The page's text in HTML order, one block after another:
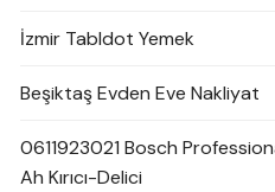
İzmir Tabldot Yemek
Beşiktaş Evden Eve Nakliyat
0611923021 Bosch
Ah Kırıcı-Delici